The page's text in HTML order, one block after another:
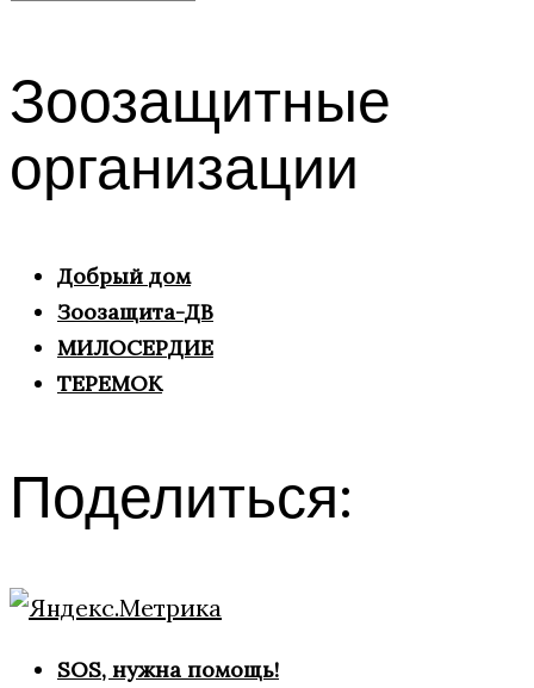
Зоозащитные
организации
Добрый дом
Зоозащита-ДВ
МИЛОСЕРДИЕ
ТЕРЕМОК
Поделиться:
SOS, нужна помощь!